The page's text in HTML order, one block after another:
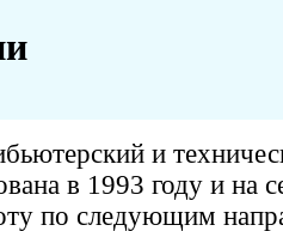
и
в 1993 году и на
по следующим